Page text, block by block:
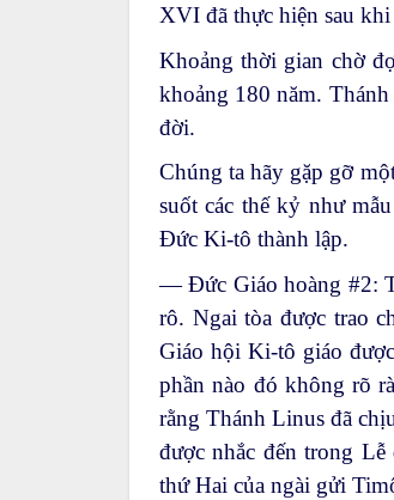
XVI đã thực hiện sau
Khoảng thời gian chờ
khoảng 180 năm.
đời.
Chúng ta hãy gặp gỡ
suốt các thế kỷ như
Đức Ki-tô thành lập.
— Đức Giáo hoàng #2:
rô. Ngai tòa được trao
Giáo hội Ki-tô giáo
phần nào đó không rõ
rằng Thánh Linus đã
được nhắc đến trong
thứ Hai của ngài gửi